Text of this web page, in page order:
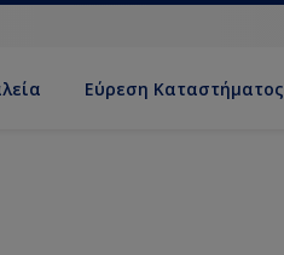
Εύρεση Καταστήματος